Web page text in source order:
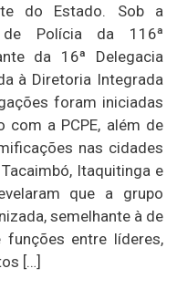
do Estado. Sob a
de Polícia da 116ª
da 16ª Delegacia
à Diretoria Integrada
foram iniciadas
a PCPE, além de
nas cidades
Itaquitinga e
que a grupo
semelhante à de
entre líderes,
[…]